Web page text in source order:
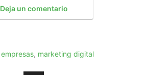
Deja un comentario
empresas, marketing digital